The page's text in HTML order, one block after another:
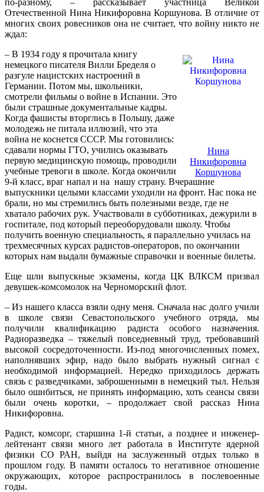
Отечественной Нина Никифоровна Коршунова. В отличие от
многих своих ровесников она не считает, что войну никто не
ждал:
Нина
Никифоровна
Коршунова
– В 1934 году я прочитала книгу
немецкого писателя Вилли Бределя о
разгуле нацистских настроений в
Германии. Потом мы, школьники,
смотрели фильмы о войне в Испании. Это
были страшные документальные кадры.
Когда фашисты вторглись в Польшу, даже
молодежь не питала иллюзий, что эта
война не коснется СССР. Мы готовились:
сдавали нормы ГТО, учились оказывать
первую медицинскую помощь, проводили
учебные тревоги в школе. Когда окончили
9-й класс, враг напал и на нашу страну. Вчерашние
выпускники целыми классами уходили на фронт. Нас пока не
брали, но мы стремились быть полезными везде, где не
хватало рабочих рук. Участвовали в субботниках, дежурили в
госпитале, под который переоборудовали школу. Чтобы
получить военную специальность, я параллельно училась на
трехмесячных курсах радистов-операторов, по окончании
которых нам выдали бумажные справочки и военные билеты.
Еще шли выпускные экзамены, когда ЦК ВЛКСМ призвал
девушек-комсомолок на Черноморский флот.
– Из нашего класса взяли одну меня. Сначала нас долго учили
в школе связи Севастопольского учебного отряда, мы
получили квалификацию радиста особого назначения.
Радиоразведка – тяжелый повседневный труд, требовавший
высокой сосредоточенности. Из-под многочисленных помех,
наполнявших эфир, надо было выбрать нужный сигнал с
необходимой информацией. Нередко приходилось держать
связь с разведчиками, заброшенными в немецкий тыл. Нельзя
было ошибиться, не принять информацию, хоть сеансы связи
были очень коротки, – продолжает свой рассказ Нина
Никифоровна.
Радист, комсорг, старшина 1-й статьи, а позднее и инженер-
лейтенант связи много лет работала в Институте ядерной
физики СО РАН, выйдя на заслуженный отдых только в
прошлом году. В памяти осталось то негативное отношение
окружающих, которое распространилось в послевоенные
годы.